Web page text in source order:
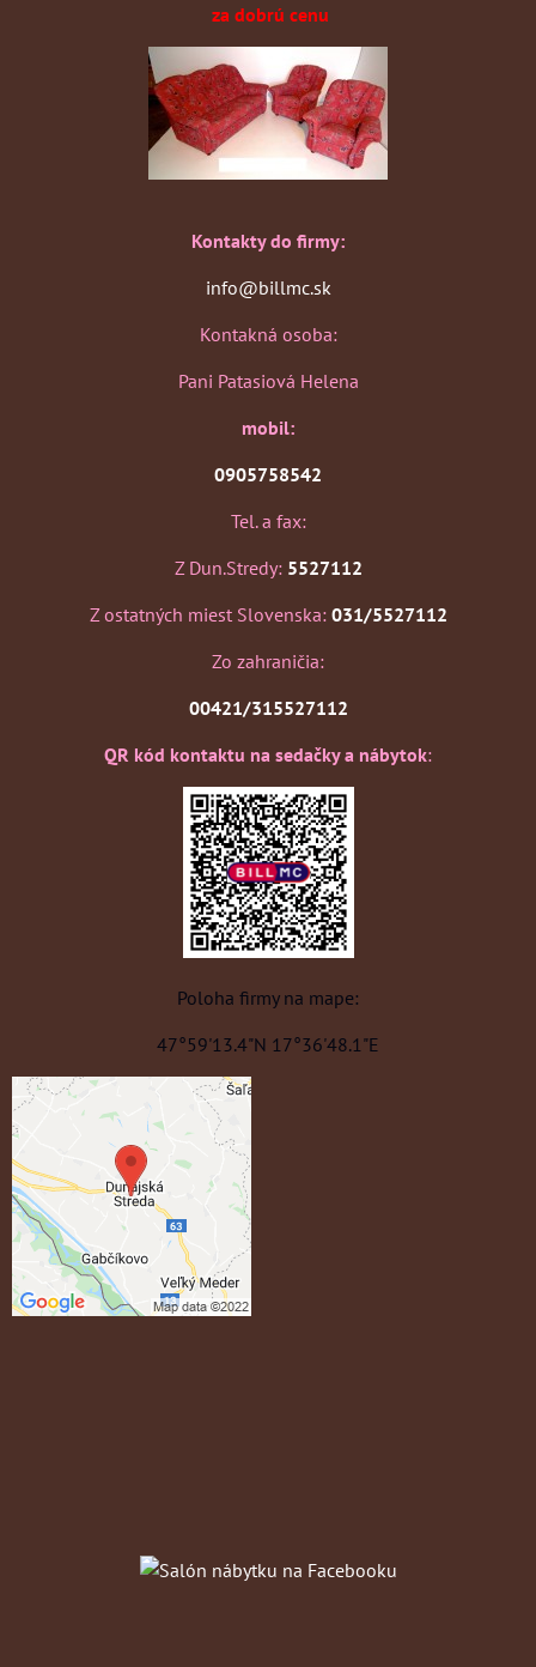
za dobrú cenu
Kontakty do firmy:
info@billmc.sk
Kontakná osoba:
Pani Patasiová Helena
mobil:
0905758542
Tel. a fax:
Z Dun.Stredy: 5527112
Z ostatných miest Slovenska: 031/5527112
Zo zahraničia:
00421/315527112
QR kód kontaktu na sedačky a nábytok:
Poloha firmy na mape:
47°59'13.4"N 17°36'48.1"E